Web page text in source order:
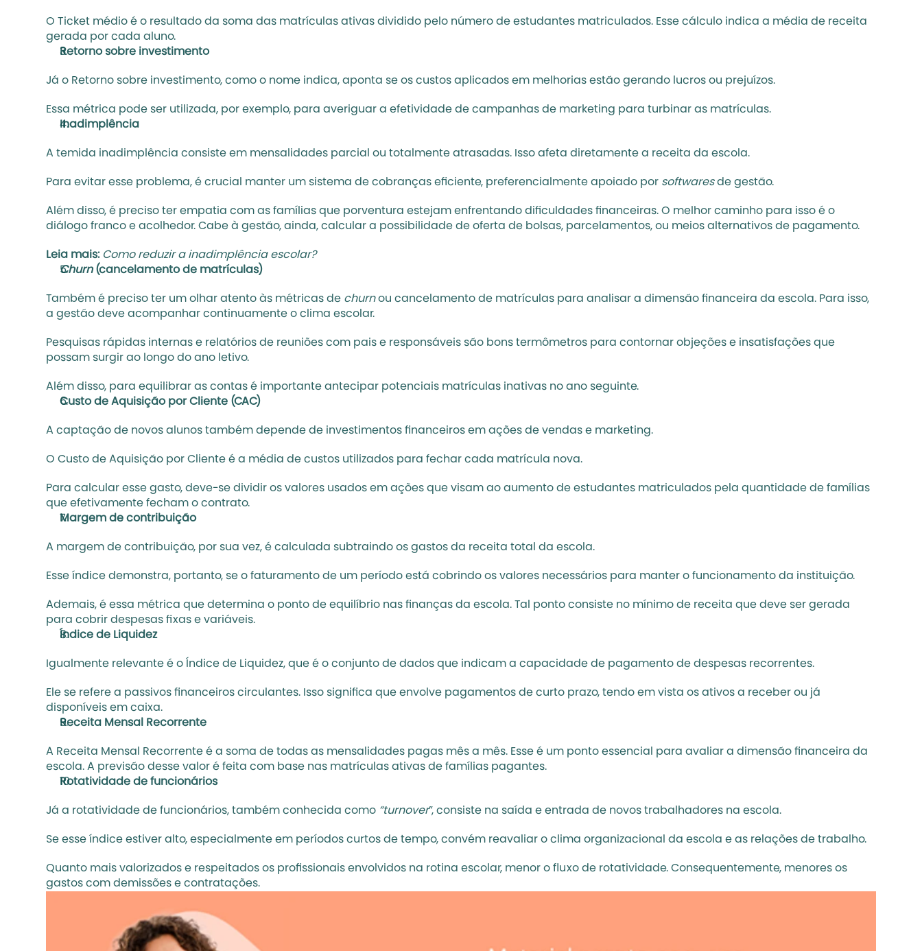
O Ticket médio é o resultado da soma das matrículas ativas dividido pelo número de estudantes matriculados. Esse cálculo indica a média de receita
gerada por cada aluno.
Retorno sobre investimento
Já o Retorno sobre investimento, como o nome indica, aponta se os custos aplicados em melhorias estão gerando lucros ou prejuízos.
Essa métrica pode ser utilizada, por exemplo, para averiguar a efetividade de campanhas de marketing para turbinar as matrículas.
Inadimplência
A temida inadimplência consiste em mensalidades parcial ou totalmente atrasadas. Isso afeta diretamente a receita da escola.
Para evitar esse problema, é crucial manter um sistema de cobranças eficiente, preferencialmente apoiado por softwares de gestão.
Além disso, é preciso ter empatia com as famílias que porventura estejam enfrentando dificuldades financeiras. O melhor caminho para isso é o
diálogo franco e acolhedor. Cabe à gestão, ainda, calcular a possibilidade de oferta de bolsas, parcelamentos, ou meios alternativos de pagamento.
Leia mais: Como reduzir a inadimplência escolar?
Churn (cancelamento de matrículas)
Também é preciso ter um olhar atento às métricas de churn ou cancelamento de matrículas para analisar a dimensão financeira da escola. Para isso,
a gestão deve acompanhar continuamente o clima escolar.
Pesquisas rápidas internas e relatórios de reuniões com pais e responsáveis são bons termômetros para contornar objeções e insatisfações que
possam surgir ao longo do ano letivo.
Além disso, para equilibrar as contas é importante antecipar potenciais matrículas inativas no ano seguinte.
Custo de Aquisição por Cliente (CAC)
A captação de novos alunos também depende de investimentos financeiros em ações de vendas e marketing.
O Custo de Aquisição por Cliente é a média de custos utilizados para fechar cada matrícula nova.
Para calcular esse gasto, deve-se dividir os valores usados em ações que visam ao aumento de estudantes matriculados pela quantidade de famílias
que efetivamente fecham o contrato.
Margem de contribuição
A margem de contribuição, por sua vez, é calculada subtraindo os gastos da receita total da escola.
Esse índice demonstra, portanto, se o faturamento de um período está cobrindo os valores necessários para manter o funcionamento da instituição.
Ademais, é essa métrica que determina o ponto de equilíbrio nas finanças da escola. Tal ponto consiste no mínimo de receita que deve ser gerada
para cobrir despesas fixas e variáveis.
Índice de Liquidez
Igualmente relevante é o Índice de Liquidez, que é o conjunto de dados que indicam a capacidade de pagamento de despesas recorrentes.
Ele se refere a passivos financeiros circulantes. Isso significa que envolve pagamentos de curto prazo, tendo em vista os ativos a receber ou já
disponíveis em caixa.
Receita Mensal Recorrente
A Receita Mensal Recorrente é a soma de todas as mensalidades pagas mês a mês. Esse é um ponto essencial para avaliar a dimensão financeira da
escola. A previsão desse valor é feita com base nas matrículas ativas de famílias pagantes.
Rotatividade de funcionários
Já a rotatividade de funcionários, também conhecida como “turnover”, consiste na saída e entrada de novos trabalhadores na escola.
Se esse índice estiver alto, especialmente em períodos curtos de tempo, convém reavaliar o clima organizacional da escola e as relações de trabalho.
Quanto mais valorizados e respeitados os profissionais envolvidos na rotina escolar, menor o fluxo de rotatividade. Consequentemente, menores os
gastos com demissões e contratações.